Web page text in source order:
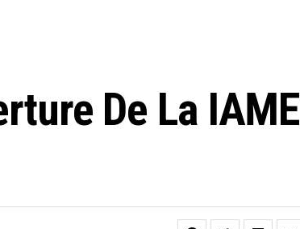
De La IAME